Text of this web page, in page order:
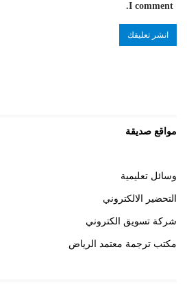
I comment.
مواقع صديقة
وسائل تعليمية
التحضير الالكتروني
شركة تسويق الكتروني
مكتب ترجمة معتمد الرياض